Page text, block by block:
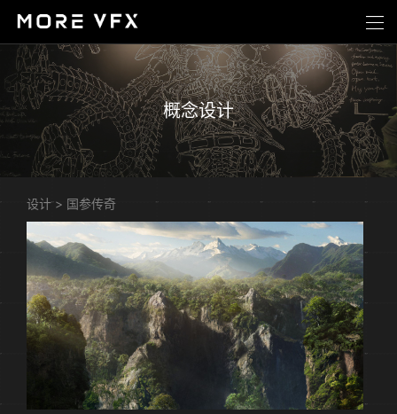
概念设计
设计> 国参传奇